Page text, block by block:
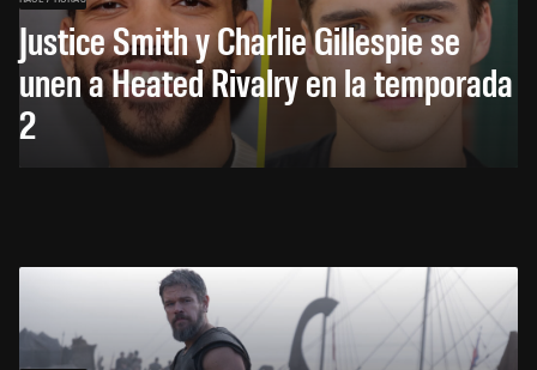
Justice Smith y Charlie Gillespie se
unen a Heated Rivalry en la temporada
2